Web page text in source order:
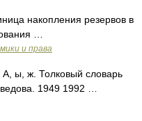
накопления резервов в
…
и права
ы, ж. Толковый словарь
1949 1992 …